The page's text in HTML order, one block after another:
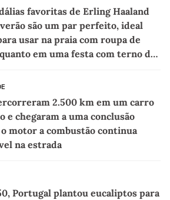
favoritas de Erling Haaland
são um par perfeito, ideal
usar na praia com roupa de
em uma festa com terno de
2.500 km em um carro
e chegaram a uma conclusão
motor a combustão continua
na estrada
Portugal plantou eucaliptos para